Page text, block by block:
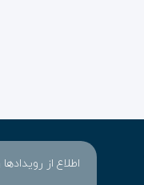
اطلاع از